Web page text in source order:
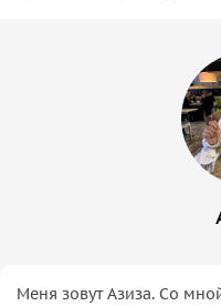
Меня зовут Азиза. Со